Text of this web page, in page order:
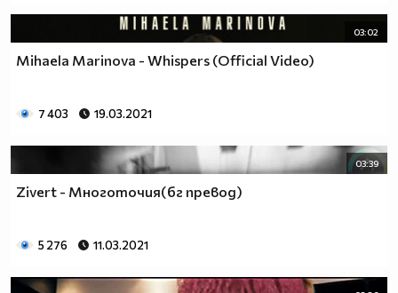
03:02
Mihaela Marinova - Whispers (Official Video)
7 403 19.03.2021
03:39
Zivert - Многоточия(бг превод)
5 276 11.03.2021